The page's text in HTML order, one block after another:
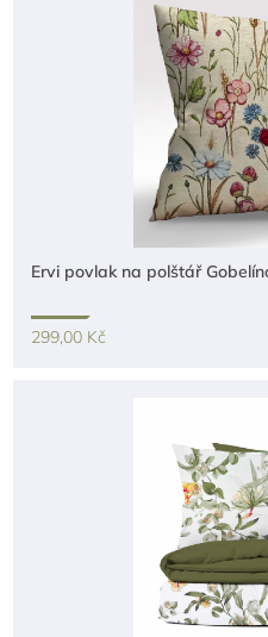
Ervi povlak na polštář
299,00 Kč